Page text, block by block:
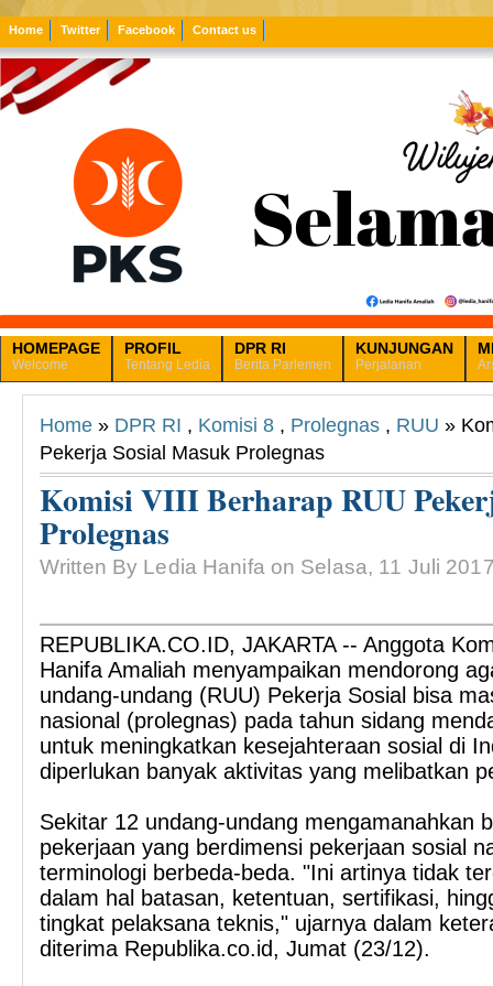
Home Twitter Facebook Contact us
HOMEPAGE
Welcome
PROFIL
Tentang Ledia
DPR RI
Berita Parlemen
KUNJUNGAN
Perjalanan
Home » DPR RI , Komisi 8 , Prolegnas , RUU »
Pekerja Sosial Masuk Prolegnas
Komisi VIII Berharap RUU
Prolegnas
Written By Ledia Hanifa on Selasa, 11 Juli
REPUBLIKA.CO.ID, JAKARTA -- Anggota
Hanifa Amaliah menyampaikan mendorong
undang-undang (RUU) Pekerja Sosial bisa
nasional (prolegnas) pada tahun sidang
untuk meningkatkan kesejahteraan sosial di
diperlukan banyak aktivitas yang melibatkan
Sekitar 12 undang-undang mengamanahkan
pekerjaan yang berdimensi pekerjaan sosial
terminologi berbeda-beda. "Ini artinya tidak
dalam hal batasan, ketentuan, sertifikasi,
tingkat pelaksana teknis," ujarnya dalam
diterima Republika.co.id, Jumat (23/12).